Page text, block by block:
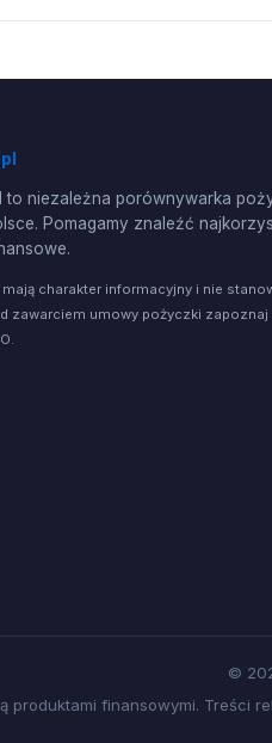
to niezależna porównywarka
Pomagamy znaleźć
charakter informacyjny i nie
zawarciem umowy pożyczki zapoznaj
©
produktami finansowymi. Treści